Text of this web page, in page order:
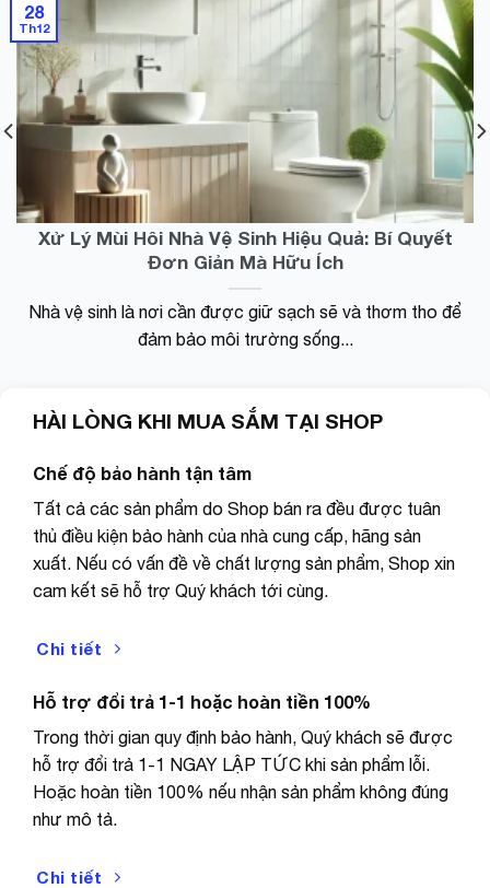
Cân với nhiều chức năng như cân chính xác đo
nhiệt độ C và nhiệt độ F. Tự tắt khi không sử
dụng lâu, báo pin yếu…
ngáy
thông
minh
giảm
ngẹt
mũi
night
comfort
silicon
công
nghệ
Nhật
đồng
hồ
máy
ảnh
dụng,
tua vít
vặn đai
ốc tô
Xử Lý Mùi Hôi Nhà Vệ Sinh Hiệu Quả: Bí Quyết
Đơn Giản Mà Hữu Ích
Nhà vệ sinh là nơi cần được giữ sạch sẽ và thơm tho để
đảm bảo môi trường sống...
28
Th12
HÀI LÒNG KHI MUA SẮM TẠI SHOP
Chế độ bảo hành tận tâm
Tất cả các sản phẩm do Shop bán ra đều được tuân
thủ điều kiện bảo hành của nhà cung cấp, hãng sản
xuất. Nếu có vấn đề về chất lượng sản phẩm, Shop xin
cam kết sẽ hỗ trợ Quý khách tới cùng.
Chi tiết
Hỗ trợ đổi trả 1-1 hoặc hoàn tiền 100%
Trong thời gian quy định bảo hành, Quý khách sẽ được
hỗ trợ đổi trả 1-1 NGAY LẬP TỨC khi sản phẩm lỗi.
Hoặc hoàn tiền 100% nếu nhận sản phẩm không đúng
như mô tả.
Chi tiết